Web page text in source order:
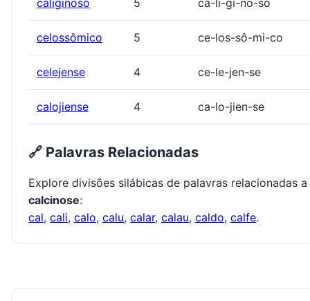
caliginoso 5 ca-li-gi-no-so
celossômico 5 ce-los-sô-mi-co
celejense 4 ce-le-jen-se
calojiense 4 ca-lo-jien-se
🔗 Palavras Relacionadas
Explore divisões silábicas de palavras relacionadas a
calcinose:
cal, cali, calo, calu, calar, calau, caldo, calfe.